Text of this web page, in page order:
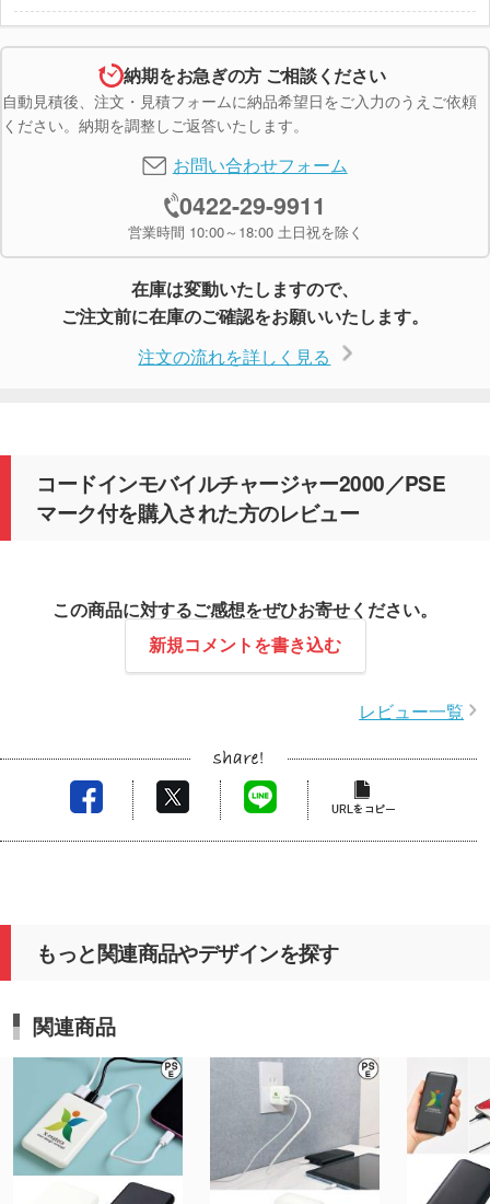
納期をお急ぎの方 ご相談ください
自動見積後、注文・見積フォームに納品希望日をご入力のうえご依頼
ください。納期を調整しご返答いたします。
お問い合わせフォーム
0422-29-9911
営業時間 10:00～18:00 土日祝を除く
在庫は変動いたしますので、
ご注文前に在庫のご確認をお願いいたします。
注文の流れを詳しく見る
コードインモバイルチャージャー2000／PSE
マーク付を購入された方のレビュー
この商品に対するご感想をぜひお寄せください。
新規コメントを書き込む
レビュー一覧
もっと関連商品やデザインを探す
関連商品